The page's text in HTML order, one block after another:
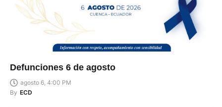
Defunciones 6 de agosto
agosto 6, 4:00 PM
By ECD